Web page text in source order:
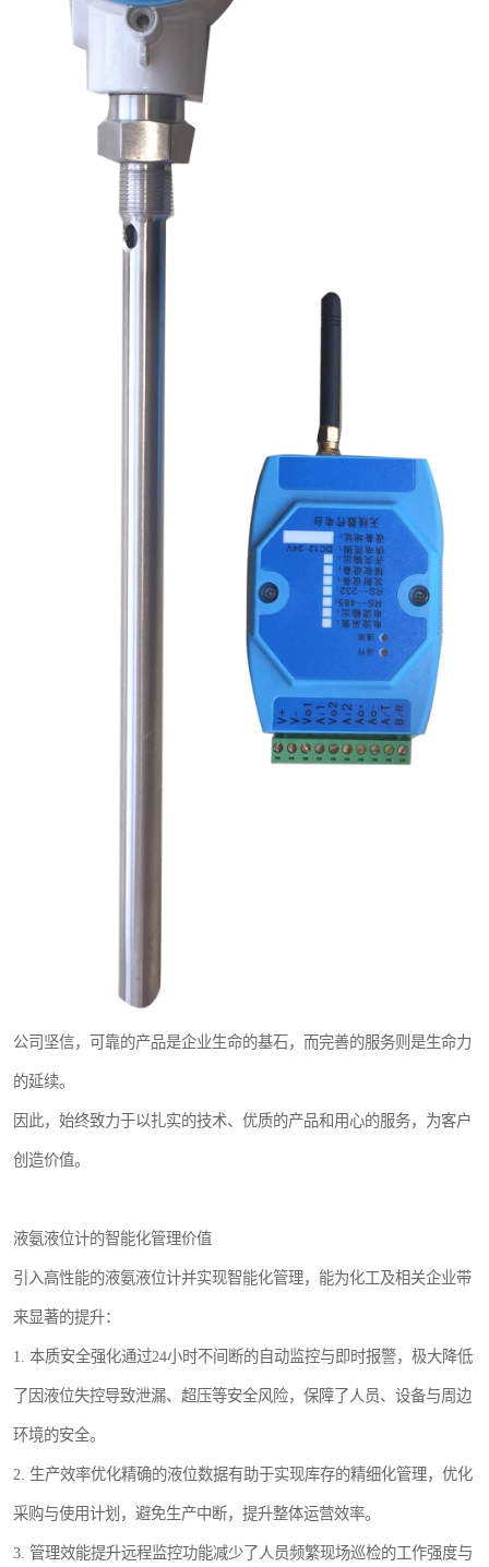
公司坚信，可靠的产品是企业生命的基石，而完善的服务则是生命力
的延续。
因此，始终致力于以扎实的技术、优质的产品和用心的服务，为客户
创造价值。
液氨液位计的智能化管理价值
引入高性能的液氨液位计并实现智能化管理，能为化工及相关企业带
来显著的提升：
1. 本质安全强化通过24小时不间断的自动监控与即时报警，极大降低
了因液位失控导致泄漏、超压等安全风险，保障了人员、设备与周边
环境的安全。
2. 生产效率优化精确的液位数据有助于实现库存的精细化管理，优化
采购与使用计划，避免生产中断，提升整体运营效率。
3. 管理效能提升远程监控功能减少了人员频繁现场巡检的工作强度与